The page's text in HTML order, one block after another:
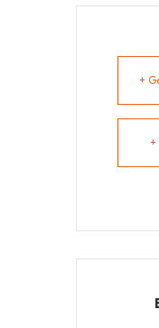
+
+